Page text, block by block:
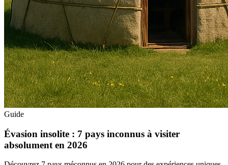
Guide
Évasion insolite : 7 pays inconnus à visiter
absolument en 2026